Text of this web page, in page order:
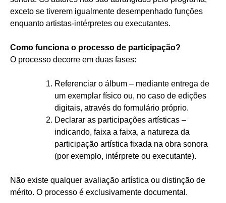
exceto se tiverem igualmente desempenhado funções
enquanto artistas‑intérpretes ou executantes.
Como funciona o processo de participação?
O processo decorre em duas fases:
Referenciar o álbum – mediante entrega de
um exemplar físico ou, no caso de edições
digitais, através do formulário próprio.
Declarar as participações artísticas –
indicando, faixa a faixa, a natureza da
participação artística fixada na obra sonora
(por exemplo, intérprete ou executante).
Não existe qualquer avaliação artística ou distinção de
mérito. O processo é exclusivamente documental.